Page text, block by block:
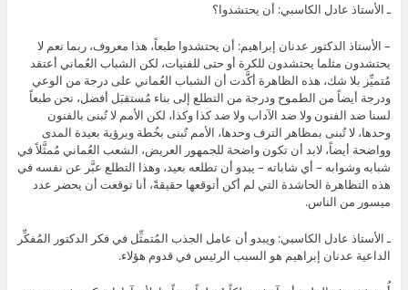
ـ الأستاذ عادل الكاسبي: أن يحتشدوا؟
– الأستاذ الدكتور عدنان إبراهيم: أن يحتشدوا طبعاً، هذا معروف، ربما نعم لا
يحتشدون مثلما يحتشدون للكرة أو حتى للفنيات، لكن الشباب العُماني أعتقد
مُتميِّز بلا شك، هذه الظاهرة أكَّدت أن الشباب العُماني على درجة من الوعي
ودرجة أيضاً من الطموح ودرجة من التطلع إلى بناء مُستقبَل أفضل، نحن طبعاً
لسنا ضد الفنون ولا ضد الآداب ولا ضد كذا وكذا، لكن الأمم لا تُبنى بالفنون
وحدها، لا تُبنى بمظاهر الترف وحدها، الأمم تُبنى بخُطة وبرؤية بعيدة المدى
وواضحة أيضاً، لابد أن تكون واضحة للجمهور العريض، الشعب العُماني مُمثَّلاً في
شبابه وشوابه – أي شاباته – يبدو أن تطلعه بعيد، وهذا التطلع عبَّر عن نفسه في
هذه التظاهرة الحاشدة التي لم أكن أتوقعها حقيقةً، أنا توقعت أن يحضر عدد
ميسور من الناس.
ـ الأستاذ عادل الكاسبي: ويبدو أن عامل الجذب المُتمثِّل في فكر الدكتور المُفكِّر
الداعية عدنان إبراهيم هو السبب الرئيس في قدوم هؤلاء.